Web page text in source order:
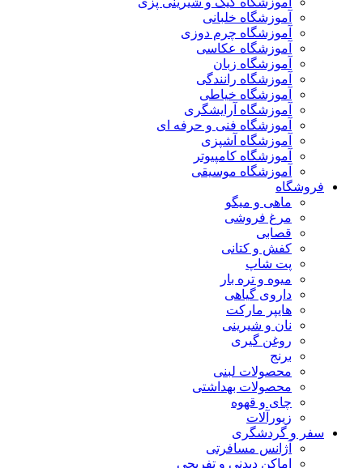
آموزشگاه خلبانی
آموزشگاه چرم دوزی
آموزشگاه عکاسی
آموزشگاه زبان
آموزشگاه رانندگی
آموزشگاه خیاطی
آموزشگاه آرایشگری
آموزشگاه فنی و حرفه ای
آموزشگاه آشپزی
آموزشگاه کامپیوتر
آموزشگاه موسیقی
فروشگاه
ماهی و میگو
مرغ فروشی
قصابی
کفش و کتانی
پت شاپ
میوه و تره بار
داروی گیاهی
هایپر مارکت
نان و شیرینی
روغن گیری
برنج
محصولات لبنی
محصولات بهداشتی
چای و قهوه
زیورآلات
سفر و گردشگری
آژانس مسافرتی
اماکن دیدنی و تفریحی